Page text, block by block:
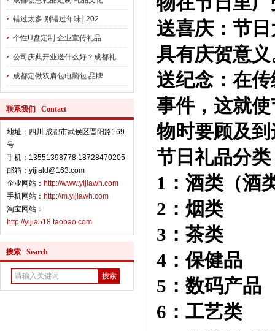
错过太多 别错过年味│202
个性U盘定制 企业宣传礼品
公司庆典开业送什么好？成都礼
成都定做双肩包电脑包 品牌
联系我们 Contact
地址：四川.成都市武侯区晋阳路169
号
手机：13551398778 18728470205
邮箱：yijiald@163.com
企业网站： http://www.yijiawh.com
手机网站： http://m.yijiawh.com
淘宝网站：
http://yijia518.taobao.com
搜索 Search
送喜庆：节
具有庆贺意义
送纪念：在
事件，这就
物时要顾及
节日礼品分类
1：酒类（
2：烟类
3：茶类
4：保健品
5：数码产
6：工艺类